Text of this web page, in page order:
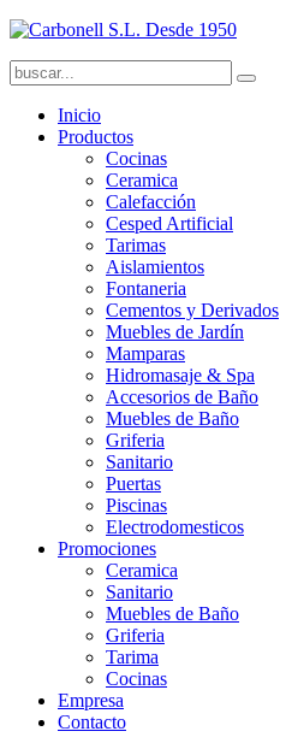
Inicio
Productos
Cocinas
Ceramica
Calefacción
Cesped Artificial
Tarimas
Aislamientos
Fontaneria
Cementos y Derivados
Muebles de Jardín
Mamparas
Hidromasaje & Spa
Accesorios de Baño
Muebles de Baño
Griferia
Sanitario
Puertas
Piscinas
Electrodomesticos
Promociones
Ceramica
Sanitario
Muebles de Baño
Griferia
Tarima
Cocinas
Empresa
Contacto